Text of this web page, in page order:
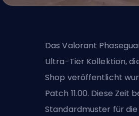
Das Valorant
Ultra-Tier Kollektion,
Shop veröffentlicht
Patch 11.00. Diese
Standardmuster für